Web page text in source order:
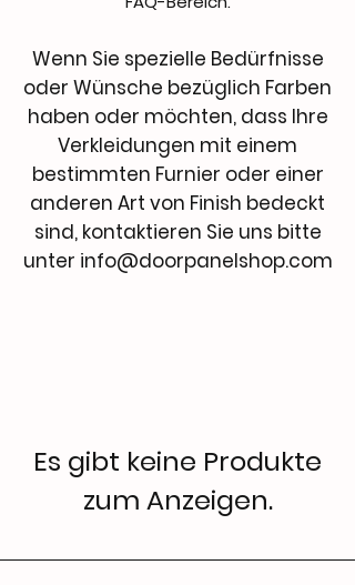
Wenn Sie spezielle Bedürfnisse
oder Wünsche bezüglich Farben
haben oder möchten, dass Ihre
Verkleidungen mit einem
bestimmten Furnier oder einer
anderen Art von Finish bedeckt
sind, kontaktieren Sie uns bitte
unter info@doorpanelshop.com
Es gibt keine Produkte
zum Anzeigen.